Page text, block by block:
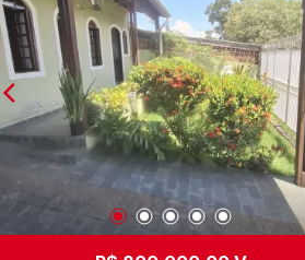
menor valor na região leste. Agende já
uma visita e venha conhecer seu novo
lar no bairro mais valorizado da zona
leste de São José dos Campos!!